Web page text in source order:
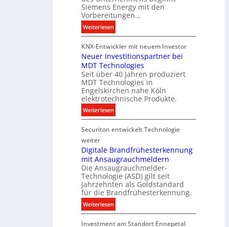
c
h
t
u
s
t
e
c
h
n
i
k
e
P
r
o
d
u
k
t
d
a
t
e
Siemens Energy mit den
Vorbereitungen…
Weiterlesen:
S
i
e
m
e
n
s
E
n
r
y
w
i
r
d
u
r
KNX-Entwickler mit neuem Investor
Neuer Investitionspartner bei
MDT Technologies
Seit über 40 Jahren produziert
MDT Technologies in
Engelskirchen nahe Köln
elektrotechnische Produkte.
Weiterlesen:
N
e
e
r
I
n
v
e
s
t
Securiton entwickelt Technologie
weiter
Digitale Brandfrühesterkennung
mit Ansaugrauchmeldern
Die Ansaugrauchmelder-
Technologie (ASD) gilt seit
Jahrzehnten als Goldstandard
für die Brandfrühesterkennung.
Weiterlesen:
D
i
Investment am Standort Ennepetal